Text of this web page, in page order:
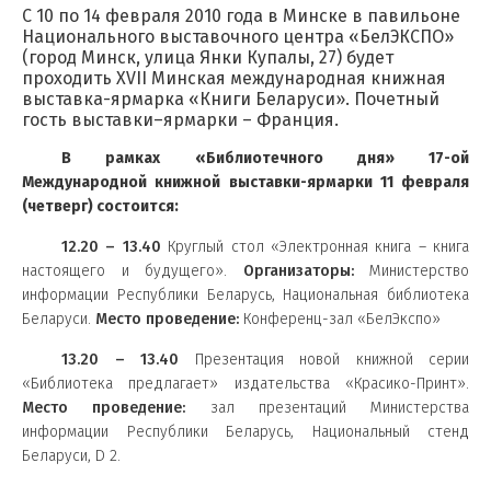
С 10 по 14 февраля 2010 года в Минске в павильоне
Национального выставочного центра «БелЭКСПО»
(город Минск, улица Янки Купалы, 27) будет
проходить XVII Минская международная книжная
выставка-ярмарка «Книги Беларуси». Почетный
гость выставки–ярмарки – Франция.
В рамках «Библиотечного дня» 17-ой
Международной книжной выставки-ярмарки 11 февраля
(четверг) состоится:
12.20 – 13.40 Круглый стол «Электронная книга – книга
настоящего и будущего». Организаторы:Министерство
информации Республики Беларусь, Национальная библиотека
Беларуси. Место проведение: Конференц-зал «БелЭкспо»
13.20 – 13.40 Презентация новой книжной серии
«Библиотека предлагает» издательства «Красико-Принт».
Место проведение: зал презентаций Министерства
информации Республики Беларусь, Национальный стенд
Беларуси, D 2.